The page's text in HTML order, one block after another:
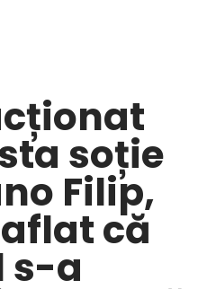
soție
Filip,
că
s-a